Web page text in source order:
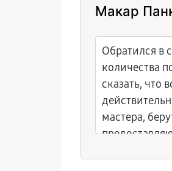
Макар
Обратился в
количества
сказать, что
мастера,